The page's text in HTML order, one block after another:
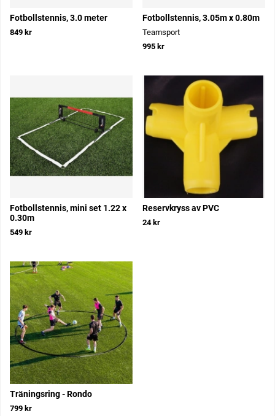
Fotbollstennis, 3.0 meter
849 kr
Fotbollstennis, 3.05m x 0.80m
Teamsport
995 kr
Fotbollstennis, mini set 1.22 x
0.30m
549 kr
Reservkryss av PVC
24 kr
Träningsring - Rondo
799 kr